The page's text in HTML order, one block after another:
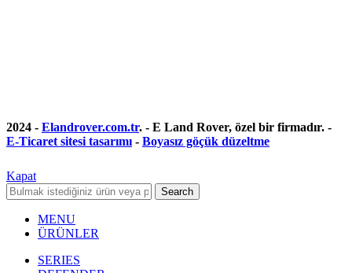
2024 - Elandrover.com.tr. - E Land Rover, özel bir firmadır. -
E-Ticaret sitesi tasarımı- Boyasız göçük düzeltme
Kapat
Search
MENU
ÜRÜNLER
SERIES